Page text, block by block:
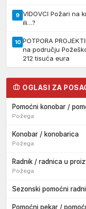
9 VIDOVCI Požari na
ili…?
10 POTPORA
na području
212 tisuća eura
OGLASI ZA
Pomoćni konobar /
Požega
Konobar / konobarica
Požega
Radnik / radnica u
Požega
Sezonski pomoćni
Pomoćni pekar /